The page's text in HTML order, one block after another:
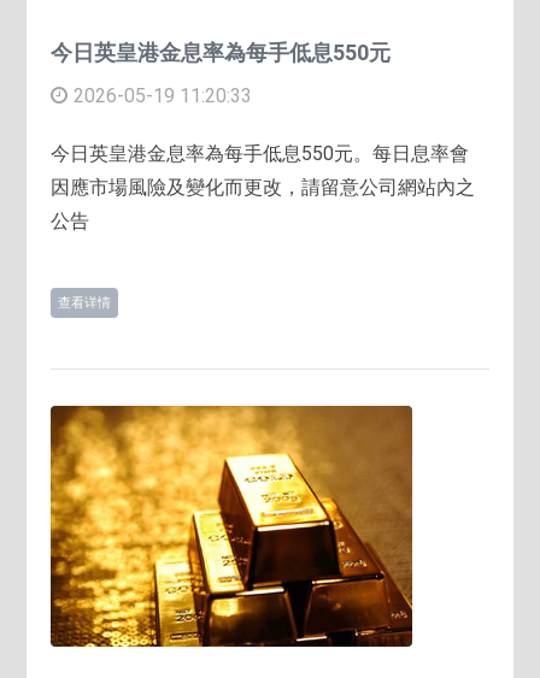
今日英皇港金息率為每手低息550元
2026-05-19 11:20:33
今日英皇港金息率為每手低息550元。每日息率會
因應市場風險及變化而更改，請留意公司網站內之
公告
查看详情